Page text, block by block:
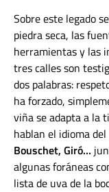
Sobre este legado
piedra seca, las
herramientas y las
tres calles son
dos palabras:
ha forzado,
viña se adapta a la
hablan el idioma
Bouschet, Giró…
algunas foráneas
lista de uva de la